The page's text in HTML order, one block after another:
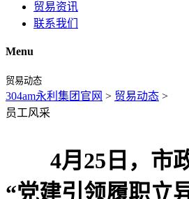
贸易资讯
联系我们
Menu
贸易动态
304am永利集团官网 > 贸易动态 >
员工风采
4月25日，市政
“党建引领履职立